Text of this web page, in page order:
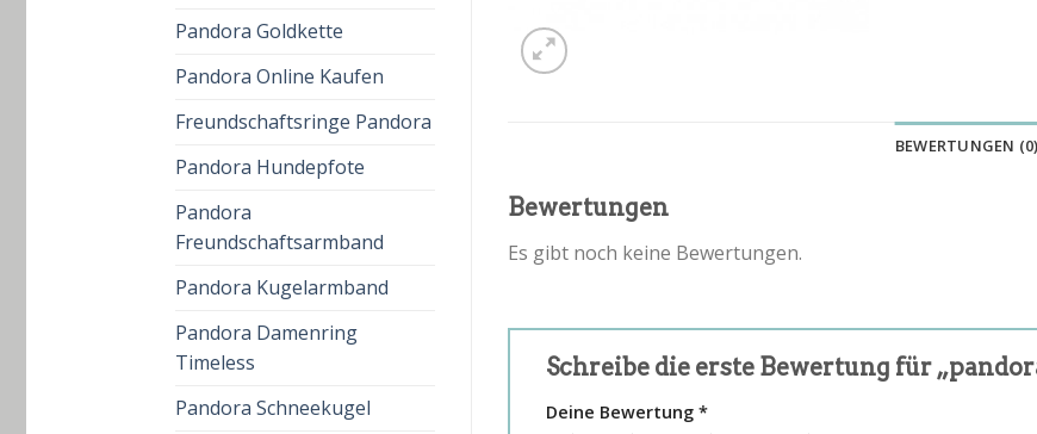
Pandora Goldkette
Pandora Online Kaufen
Freundschaftsringe Pandora
Pandora Hundepfote
Pandora
Freundschaftsarmband
Pandora Kugelarmband
Pandora Damenring
Timeless
Pandora Schneekugel
BEWERTUNGEN (0)
Bewertungen
Es gibt noch keine Bewertungen.
Schreibe die erste Bewertung für
Deine Bewertung *